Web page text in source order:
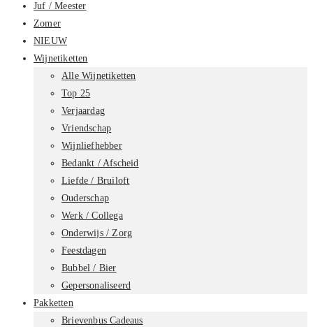
Juf / Meester
Zomer
NIEUW
Wijnetiketten
Alle Wijnetiketten
Top 25
Verjaardag
Vriendschap
Wijnliefhebber
Bedankt / Afscheid
Liefde / Bruiloft
Ouderschap
Werk / Collega
Onderwijs / Zorg
Feestdagen
Bubbel / Bier
Gepersonaliseerd
Pakketten
Brievenbus Cadeaus